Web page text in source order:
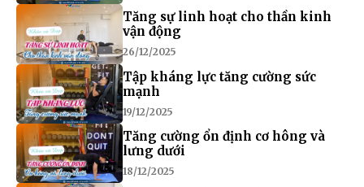
Tăng sự linh hoạt cho thần kinh
vận động
26/12/2025
Tập kháng lực tăng cường sức
mạnh
19/12/2025
Tăng cường ổn định cơ hông và
lưng dưới
18/12/2025